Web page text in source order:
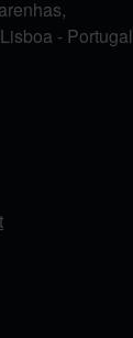
- Portugal